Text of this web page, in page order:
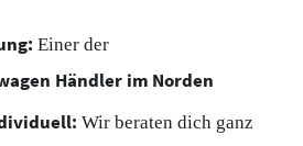
Einer der
Händler im Norden
Wir beraten dich ganz